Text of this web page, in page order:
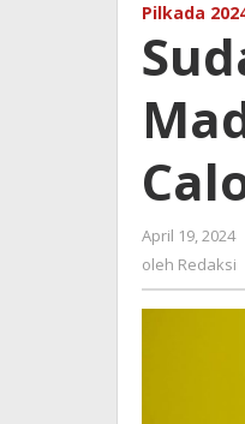
Pilkada
April 19, 2024
oleh Redaksi